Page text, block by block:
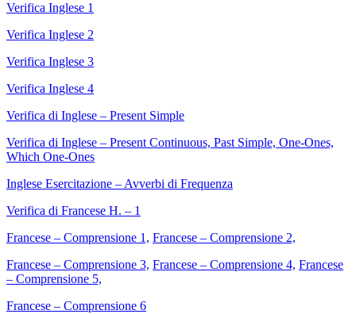
Verifica Inglese 1
Verifica Inglese 2
Verifica Inglese 3
Verifica Inglese 4
Verifica di Inglese – Present Simple
Verifica di Inglese – Present Continuous, Past Simple, One-Ones,
Which One-Ones
Inglese Esercitazione – Avverbi di Frequenza
Verifica di Francese H. – 1
Francese – Comprensione 1, Francese – Comprensione 2,
Francese – Comprensione 3, Francese – Comprensione 4, Francese
– Comprensione 5,
Francese – Comprensione 6